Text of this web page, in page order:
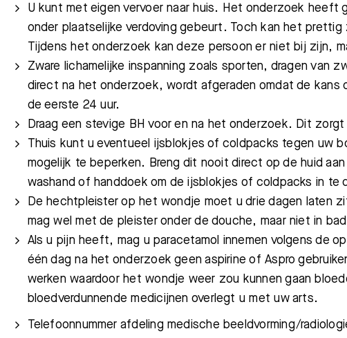
Meest gezocht:
U kunt met eigen vervoer naar huis. Het onderzoek heeft
onder plaatselijke verdoving gebeurt. Toch kan het
Tijdens het onderzoek kan deze persoon er niet bij zijn,
Zware lichamelijke inspanning zoals sporten, dragen van
direct na het onderzoek, wordt afgeraden omdat de
de eerste 24 uur.
Draag een stevige BH voor en na het onderzoek. Dit
Thuis kunt u eventueel ijsblokjes of coldpacks tegen uw
mogelijk te beperken. Breng dit nooit direct op de huid
washand of handdoek om de ijsblokjes of coldpacks in te
De hechtpleister op het wondje moet u drie dagen laten
mag wel met de pleister onder de douche, maar niet in
Als u pijn heeft, mag u paracetamol innemen volgens de
één dag na het onderzoek geen aspirine of Aspro
werken waardoor het wondje weer zou kunnen gaan
bloedverdunnende medicijnen overlegt u met uw arts.
Telefoonnummer afdeling medische beeldvorming/